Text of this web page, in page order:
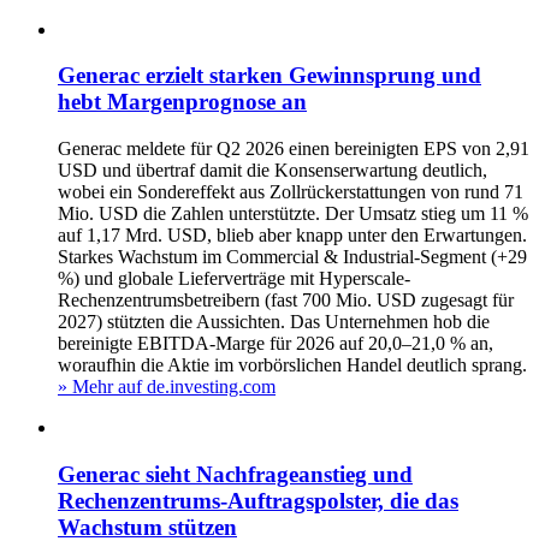
Generac erzielt starken Gewinnsprung und
hebt Margenprognose an
Generac meldete für Q2 2026 einen bereinigten EPS von 2,91
USD und übertraf damit die Konsenserwartung deutlich,
wobei ein Sondereffekt aus Zollrückerstattungen von rund 71
Mio. USD die Zahlen unterstützte. Der Umsatz stieg um 11 %
auf 1,17 Mrd. USD, blieb aber knapp unter den Erwartungen.
Starkes Wachstum im Commercial & Industrial-Segment (+29
%) und globale Lieferverträge mit Hyperscale-
Rechenzentrumsbetreibern (fast 700 Mio. USD zugesagt für
2027) stützten die Aussichten. Das Unternehmen hob die
bereinigte EBITDA-Marge für 2026 auf 20,0–21,0 % an,
woraufhin die Aktie im vorbörslichen Handel deutlich sprang.
» Mehr auf de.investing.com
Generac sieht Nachfrageanstieg und
Rechenzentrums-Auftragspolster, die das
Wachstum stützen